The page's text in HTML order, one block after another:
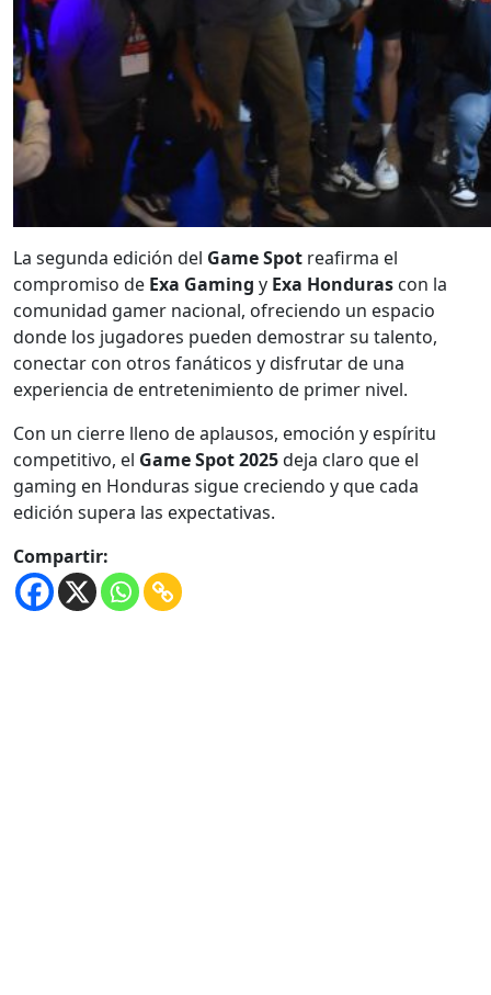
La segunda edición del Game Spot reafirma el
compromiso de Exa Gaming y Exa Honduras con la
comunidad gamer nacional, ofreciendo un espacio
donde los jugadores pueden demostrar su talento,
conectar con otros fanáticos y disfrutar de una
experiencia de entretenimiento de primer nivel.
Con un cierre lleno de aplausos, emoción y espíritu
competitivo, el Game Spot 2025deja claro que el
gaming en Honduras sigue creciendo y que cada
edición supera las expectativas.
Compartir: